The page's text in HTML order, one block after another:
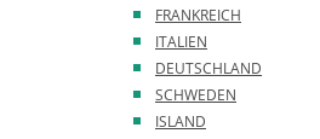
FRANKREICH
ITALIEN
DEUTSCHLAND
SCHWEDEN
ISLAND